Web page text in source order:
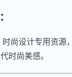
尚设计专用资
时尚美感。